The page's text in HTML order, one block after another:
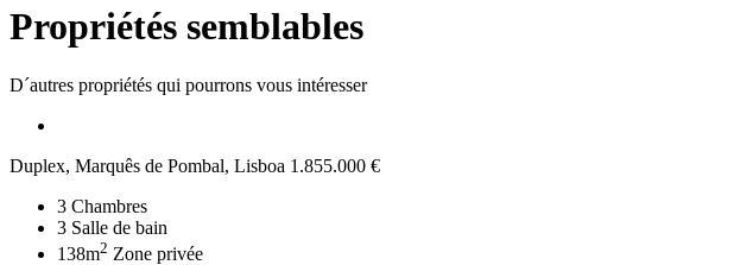
Propriétés semblables
D´autres propriétés qui pourrons vous intéresser
Duplex, Marquês de Pombal, Lisboa 1.855.000 €
3 Chambres
3 Salle de bain
138m2 Zone privée